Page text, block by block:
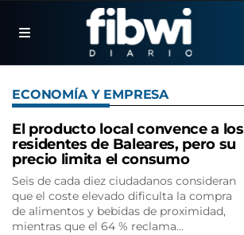
ECONOMÍA Y EMPRESA
El producto local convence a los
residentes de Baleares, pero su
precio limita el consumo
Seis de cada diez ciudadanos consideran
que el coste elevado dificulta la compra
de alimentos y bebidas de proximidad,
mientras que el 64 % reclama…